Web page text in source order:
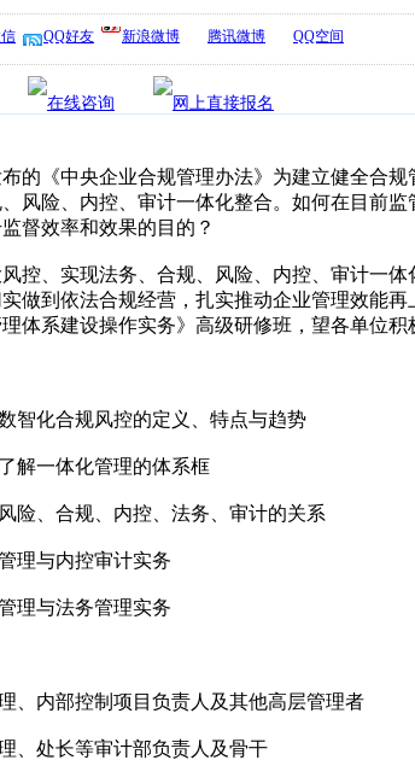
QQ好友 新浪微博 腾讯微博 QQ空间
《中央企业合规管理办法》为建立健全合规
风险、内控、审计一体化整合。如何在目前
督效率和效果的目的？
、实现法务、合规、风险、内控、审计一体
做到依法合规经营，扎实推动企业管理效能
体系建设操作实务》高级研修班，望各单位积
化合规风控的定义、特点与趋势
一体化管理的体系框
、合规、内控、法务、审计的关系
与内控审计实务
与法务管理实务
内部控制项目负责人及其他高层管理者
处长等审计部负责人及骨干